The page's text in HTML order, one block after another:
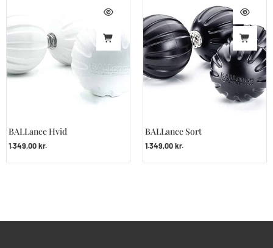
BALLance Hvid
1.349,00kr.
BALLance Sort
1.349,00kr.